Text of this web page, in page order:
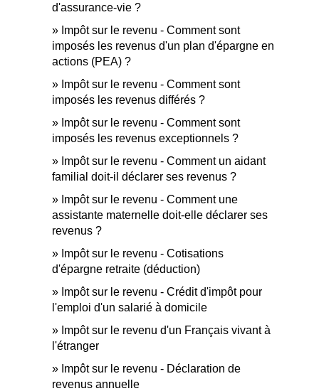
d'assurance-vie ?
Impôt sur le revenu - Comment sont
imposés les revenus d'un plan d'épargne en
actions (PEA) ?
Impôt sur le revenu - Comment sont
imposés les revenus différés ?
Impôt sur le revenu - Comment sont
imposés les revenus exceptionnels ?
Impôt sur le revenu - Comment un aidant
familial doit-il déclarer ses revenus ?
Impôt sur le revenu - Comment une
assistante maternelle doit-elle déclarer ses
revenus ?
Impôt sur le revenu - Cotisations
d'épargne retraite (déduction)
Impôt sur le revenu - Crédit d'impôt pour
l'emploi d'un salarié à domicile
Impôt sur le revenu d'un Français vivant à
l'étranger
Impôt sur le revenu - Déclaration de
revenus annuelle